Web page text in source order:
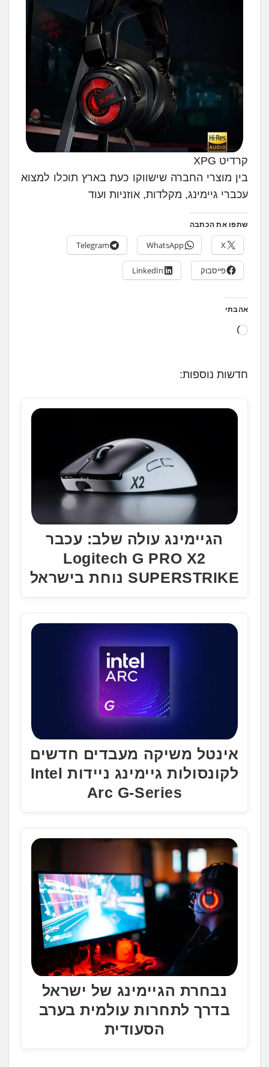
קרדיט XPG
בין מוצרי החברה שישווקו כעת בארץ תוכלו למצוא
עכברי גיימינג, מקלדות, אוזניות ועוד
שתפו את הכתבה
X
WhatsApp
Telegram
פייסבוק LinkedIn
אהבתי
ט
.
חדשות נוספות:
הגיימינג עולה שלב: עכבר
Logitech G PRO X2
SUPERSTRIKE נוחת בישראל
אינטל משיקה מעבדים חדשים
לקונסולות גיימינג ניידות Intel
Arc G-Series
נבחרת הגיימינג של ישראל
בדרך לתחרות עולמית בערב
הסעודית